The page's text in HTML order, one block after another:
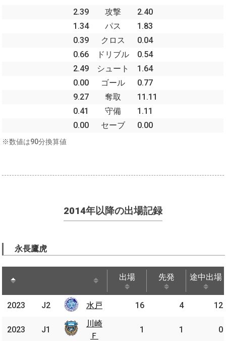
2.39 攻撃
2.40
1.34
パス
1.83
0.39
クロス
0.04
0.66
ドリブル
0.54
2.49
シュート
1.64
0.00
ゴール
0.77
9.27
奪取
11.11
0.41
守備
1.11
0.00
セーブ 0.00
※数値は90分換算値
2014年以降の出場記録
永長鷹虎
出場 先発 途中出場
途中出場
2023 水戸 16 4 12
2023
川崎
Ｆ
1 1 0
2023 J2 水戸
2023 J1
川崎
Ｆ